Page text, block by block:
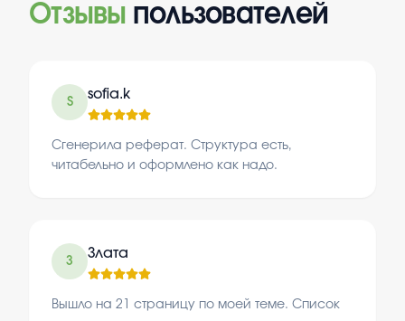
Отзывы пользователей
S
sofia.k
Сгенерила реферат. Структура есть,
читабельно и оформлено как надо.
З
Злата
Вышло на 21 страницу по моей теме. Список